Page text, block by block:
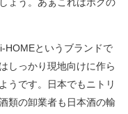
HOMEというブランドで
しっかり現地向けに作ら
うです。日本でもニトリ
類の卸業者も日本酒の輸